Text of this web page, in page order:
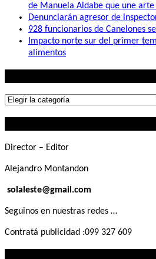
de Manuela Aldabe que une
Denunciarán agresor de
928 funcionarios de Canelones
Impacto norte sur del primer
alimentos
Lo
Director – Editor
Alejandro Montandon
solaleste@gmail.com
Seguinos en nuestras redes …
Contratá publicidad :099 327 609